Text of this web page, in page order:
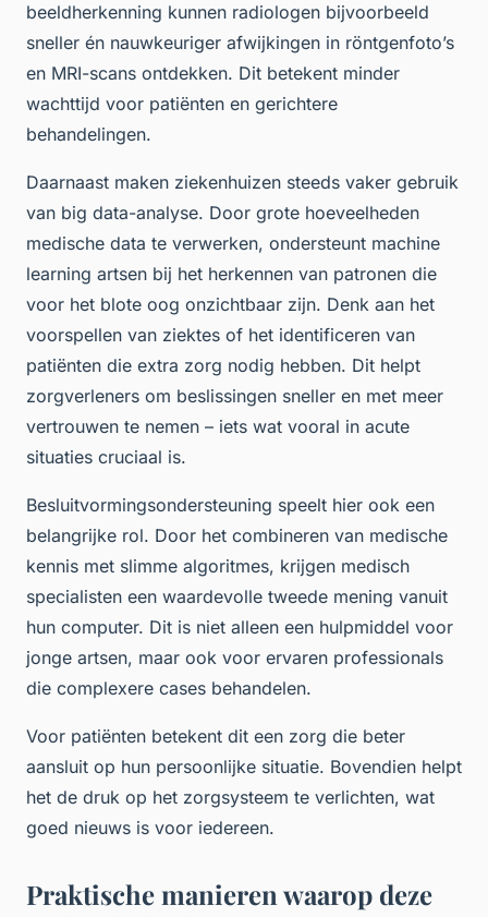
beeldherkenning kunnen radiologen bijvoorbeeld
sneller én nauwkeuriger afwijkingen in röntgenfoto’s
en MRI-scans ontdekken. Dit betekent minder
wachttijd voor patiënten en gerichtere
behandelingen.
Daarnaast maken ziekenhuizen steeds vaker gebruik
van big data-analyse. Door grote hoeveelheden
medische data te verwerken, ondersteunt machine
learning artsen bij het herkennen van patronen die
voor het blote oog onzichtbaar zijn. Denk aan het
voorspellen van ziektes of het identificeren van
patiënten die extra zorg nodig hebben. Dit helpt
zorgverleners om beslissingen sneller en met meer
vertrouwen te nemen – iets wat vooral in acute
situaties cruciaal is.
Besluitvormingsondersteuning speelt hier ook een
belangrijke rol. Door het combineren van medische
kennis met slimme algoritmes, krijgen medisch
specialisten een waardevolle tweede mening vanuit
hun computer. Dit is niet alleen een hulpmiddel voor
jonge artsen, maar ook voor ervaren professionals
die complexere cases behandelen.
Voor patiënten betekent dit een zorg die beter
aansluit op hun persoonlijke situatie. Bovendien helpt
het de druk op het zorgsysteem te verlichten, wat
goed nieuws is voor iedereen.
Praktische manieren waarop deze